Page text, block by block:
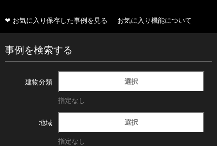
❤ お気に入り保存した事例を見る お気に入り機能について
事例を検索する
建物分類 選択
指定なし
地域 選択
指定なし